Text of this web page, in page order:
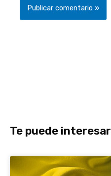
Te puede interesar